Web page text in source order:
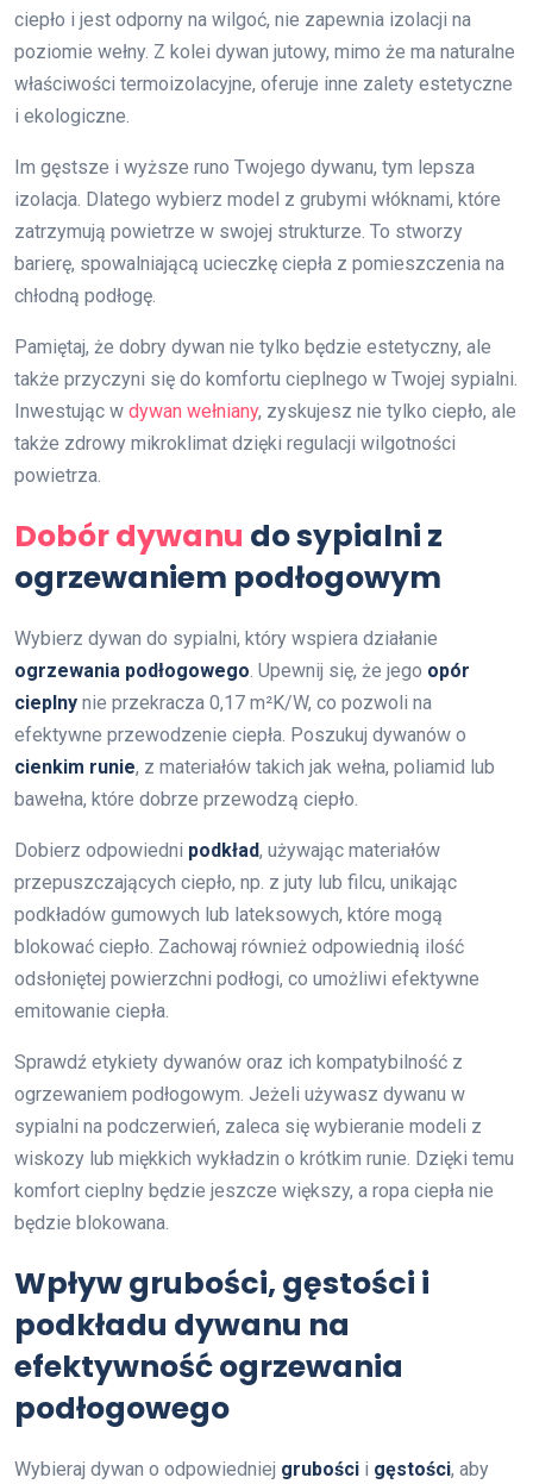
ciepło i jest odporny na wilgoć, nie zapewnia izolacji na
poziomie wełny. Z kolei dywan jutowy, mimo że ma naturalne
właściwości termoizolacyjne, oferuje inne zalety estetyczne
i ekologiczne.
Im gęstsze i wyższe runo Twojego dywanu, tym lepsza
izolacja. Dlatego wybierz model z grubymi włóknami, które
zatrzymują powietrze w swojej strukturze. To stworzy
barierę, spowalniającą ucieczkę ciepła z pomieszczenia na
chłodną podłogę.
Pamiętaj, że dobry dywan nie tylko będzie estetyczny, ale
także przyczyni się do komfortu cieplnego w Twojej sypialni.
Inwestując w dywan wełniany, zyskujesz nie tylko ciepło, ale
także zdrowy mikroklimat dzięki regulacji wilgotności
powietrza.
Dobór dywanu do sypialni z
ogrzewaniem podłogowym
Wybierz dywan do sypialni, który wspiera działanie
ogrzewania podłogowego. Upewnij się, że jego opór
cieplny nie przekracza 0,17 m²K/W, co pozwoli na
efektywne przewodzenie ciepła. Poszukuj dywanów o
cienkim runie, z materiałów takich jak wełna, poliamid lub
bawełna, które dobrze przewodzą ciepło.
Dobierz odpowiedni podkład, używając materiałów
przepuszczających ciepło, np. z juty lub filcu, unikając
podkładów gumowych lub lateksowych, które mogą
blokować ciepło. Zachowaj również odpowiednią ilość
odsłoniętej powierzchni podłogi, co umożliwi efektywne
emitowanie ciepła.
Sprawdź etykiety dywanów oraz ich kompatybilność z
ogrzewaniem podłogowym. Jeżeli używasz dywanu w
sypialni na podczerwień, zaleca się wybieranie modeli z
wiskozy lub miękkich wykładzin o krótkim runie. Dzięki temu
komfort cieplny będzie jeszcze większy, a ropa ciepła nie
będzie blokowana.
Wpływ grubości, gęstości i
podkładu dywanu na
efektywność ogrzewania
podłogowego
Wybieraj dywan o odpowiedniej grubości i gęstości, aby